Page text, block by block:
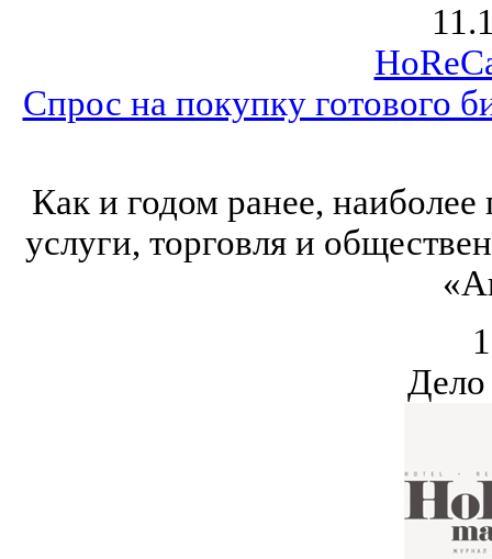
Спрос на покупку готового
Как и годом ранее,
услуги, торговля и
Дело